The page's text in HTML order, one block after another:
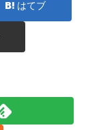
はてブ